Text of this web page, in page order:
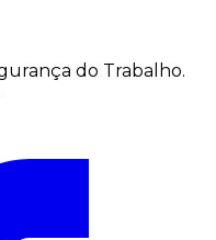
do Trabalho.